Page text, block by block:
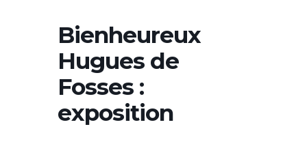
Bienheureux
Hugues de
Fosses :
exposition